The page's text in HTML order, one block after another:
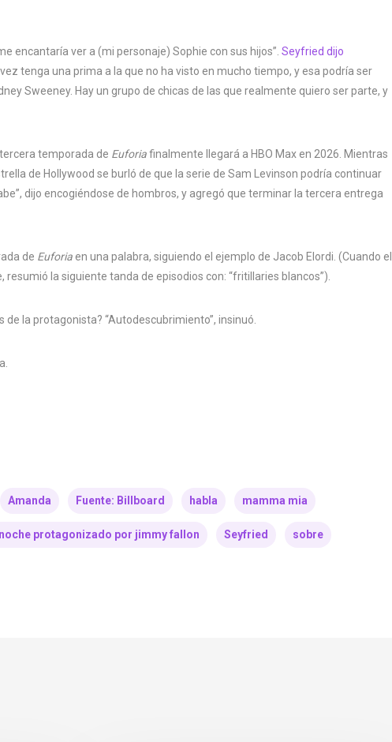
encantaría ver a (mi personaje) Sophie con sus hijos”. Seyfried dijo
tenga una prima a la que no ha visto en mucho tiempo, y esa podría ser
Sweeney. Hay un grupo de chicas de las que realmente quiero ser parte, y
temporada de Euforiafinalmente llegará a HBO Max en 2026. Mientras
de Hollywood se burló de que la serie de Sam Levinson podría continuar
dijo encogiéndose de hombros, y agregó que terminar la tercera entrega
de Euforia en una palabra, siguiendo el ejemplo de Jacob Elordi. (Cuando el
resumió la siguiente tanda de episodios con: “fritillaries blancos”).
de la protagonista? “Autodescubrimiento”, insinuó.
Amanda Fuente: Billboard habla mamma mia
protagonizado por jimmy fallon Seyfried sobre